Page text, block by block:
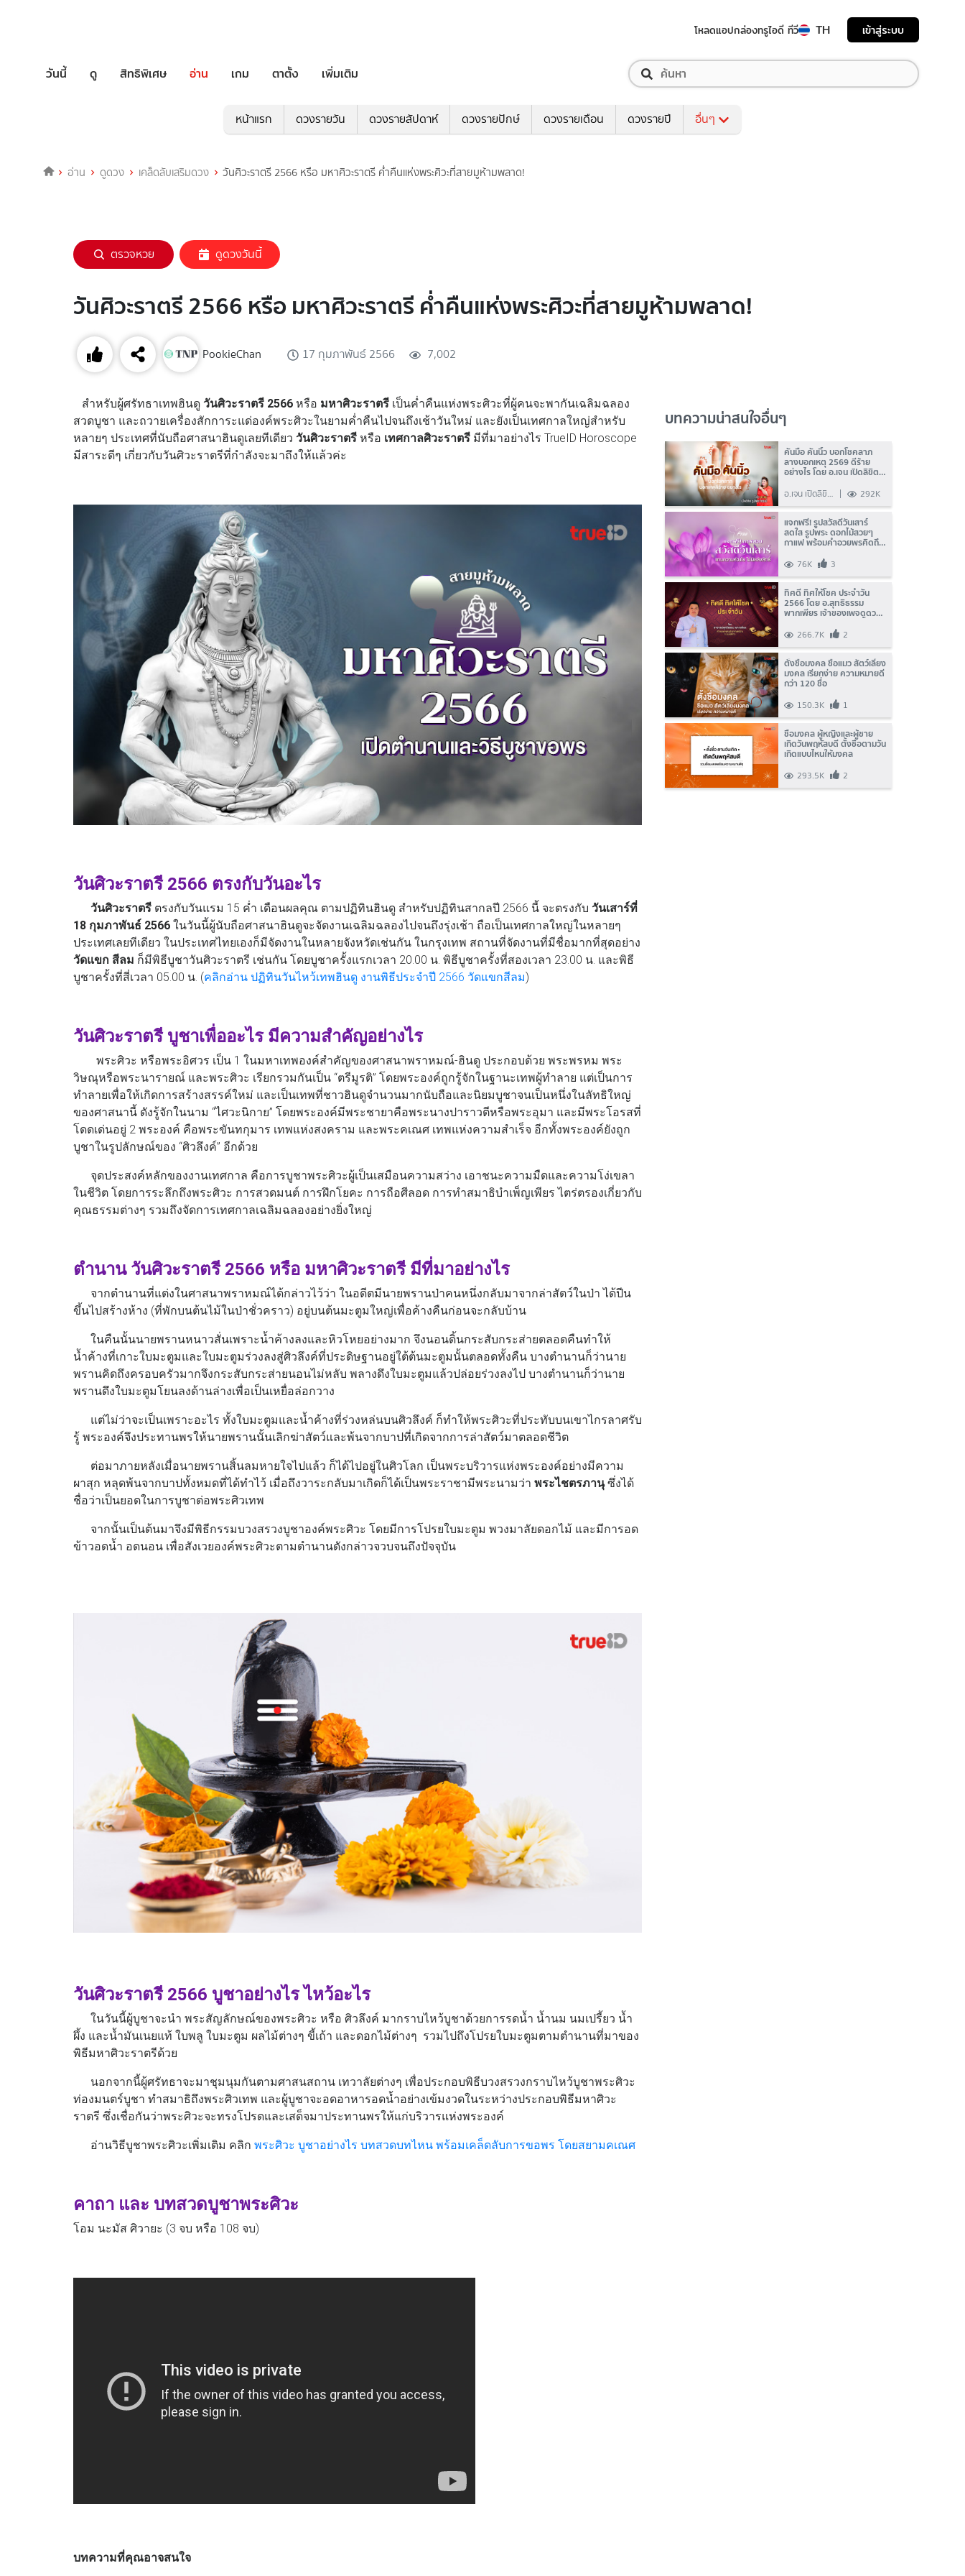
โหลดแอปกล่องทรูไอดี ทีวี TH เข้าสู่ระบบ
วันนี้ ดู สิทธิพิเศษ อ่าน เกม ตาตั้ง เพิ่มเติม
หน้าแรก ดวงรายวัน ดวงรายสัปดาห์ ดวงรายปักษ์ ดวงรายเดือน ดวงรายปี อื่นๆ
อ่าน ดูดวง เคล็ดลับเสริมดวง วันศิวะราตรี 2566 หรือ มหาศิวะราตรี ค่ำคืนแห่งพระศิวะที่สายมูห้ามพลาด!
ตรวจหวย ดูดวงวันนี้
วันศิวะราตรี 2566 หรือ มหาศิวะราตรี ค่ำคืนแห่งพระศิวะที่สายมูห้ามพลาด!
PookieChan 17 กุมภาพันธ์ 2566 7,002
สำหรับผู้ศรัทธาเทพฮินดู วันศิวะราตรี 2566 หรือ มหาศิวะราตรี เป็นค่ำคืนแห่งพระศิวะที่ผู้คนจะพากันเฉลิมฉลอง
สวดบูชา และถวายเครื่องสักการะแด่องค์พระศิวะในยามค่ำคืนไปจนถึงเช้าวันใหม่ และยังเป็นเทศกาลใหญ่สำหรับ
หลายๆ ประเทศที่นับถือศาสนาฮินดูเลยทีเดียว วันศิวะราตรี หรือ เทศกาลศิวะราตรี มีที่มาอย่างไร TrueID Horoscope
มีสาระดีๆ เกี่ยวกับวันศิวะราตรีที่กำลังจะมาถึงให้แล้วค่ะ
วันศิวะราตรี 2566 ตรงกับวันอะไร
วันศิวะราตรี ตรงกับวันแรม 15 ค่ำ เดือนผลคุณ ตามปฏิทินฮินดู สำหรับปฏิทินสากลปี 2566 นี้ จะตรงกับ วันเสาร์ที่
18 กุมภาพันธ์ 2566 ในวันนี้ผู้นับถือศาสนาฮินดูจะจัดงานเฉลิมฉลองไปจนถึงรุ่งเช้า ถือเป็นเทศกาลใหญ่ในหลายๆ
ประเทศเลยทีเดียว ในประเทศไทยเองก็มีจัดงานในหลายจังหวัดเช่นกัน ในกรุงเทพ สถานที่จัดงานที่มีชื่อมากที่สุดอย่าง
วัดแขก สีลม ก็มีพิธีบูชาวันศิวะราตรี เช่นกัน โดยบูชาครั้งแรกเวลา 20.00 น. พิธีบูชาครั้งที่สองเวลา 23.00 น. และพิธี
บูชาครั้งที่สี่เวลา 05.00 น. (คลิกอ่าน ปฏิทินวันไหว้เทพฮินดู งานพิธีประจําปี 2566 วัดแขกสีลม)
วันศิวะราตรี บูชาเพื่ออะไร มีความสำคัญอย่างไร
พระศิวะ หรือพระอิศวร เป็น 1 ในมหาเทพองค์สำคัญของศาสนาพราหมณ์-ฮินดู ประกอบด้วย พระพรหม พระ
วิษณุหรือพระนารายณ์ และพระศิวะ เรียกรวมกันเป็น “ตรีมูรติ” โดยพระองค์ถูกรู้จักในฐานะเทพผู้ทำลาย แต่เป็นการ
ทำลายเพื่อให้เกิดการสร้างสรรค์ใหม่ และเป็นเทพที่ชาวฮินดูจำนวนมากนับถือและนิยมบูชาจนเป็นหนึ่งในลัทธิใหญ่
ของศาสนานี้ ดังรู้จักในนาม “ไศวะนิกาย” โดยพระองค์มีพระชายาคือพระนางปาราวตีหรือพระอุมา และมีพระโอรสที่
โดดเด่นอยู่ 2 พระองค์ คือพระขันทกุมาร เทพแห่งสงคราม และพระคเณศ เทพแห่งความสำเร็จ อีกทั้งพระองค์ยังถูก
บูชาในรูปลักษณ์ของ “ศิวลึงค์” อีกด้วย
จุดประสงค์หลักของงานเทศกาล คือการบูชาพระศิวะผู้เป็นเสมือนความสว่าง เอาชนะความมืดและความโง่เขลา
ในชีวิต โดยการระลึกถึงพระศิวะ การสวดมนต์ การฝึกโยคะ การถือศีลอด การทำสมาธิบำเพ็ญเพียร ไตร่ตรองเกี่ยวกับ
คุณธรรมต่างๆ รวมถึงจัดการเทศกาลเฉลิมฉลองอย่างยิ่งใหญ่
ตำนาน วันศิวะราตรี 2566 หรือ มหาศิวะราตรี มีที่มาอย่างไร
จากตำนานที่แต่งในศาสนาพราหมณ์ได้กล่าวไว้ว่า ในอดีตมีนายพรานป่าคนหนึ่งกลับมาจากล่าสัตว์ในป่า ได้ปีน
ขึ้นไปสร้างห้าง (ที่พักบนต้นไม้ในป่าชั่วคราว) อยู่บนต้นมะตูมใหญ่เพื่อค้างคืนก่อนจะกลับบ้าน
ในคืนนั้นนายพรานหนาวสั่นเพราะน้ำค้างลงและหิวโหยอย่างมาก จึงนอนดิ้นกระสับกระส่ายตลอดคืนทำให้
น้ำค้างที่เกาะใบมะตูมและใบมะตูมร่วงลงสู่ศิวลึงค์ที่ประดิษฐานอยู่ใต้ต้นมะตูมนั้นตลอดทั้งคืน บางตำนานก็ว่านาย
พรานคิดถึงครอบครัวมากจึงกระสับกระส่ายนอนไม่หลับ พลางดึงใบมะตูมแล้วปล่อยร่วงลงไป บางตำนานก็ว่านาย
พรานดึงใบมะตูมโยนลงด้านล่างเพื่อเป็นเหยื่อล่อกวาง
แต่ไม่ว่าจะเป็นเพราะอะไร ทั้งใบมะตูมและน้ำค้างที่ร่วงหล่นบนศิวลึงค์ ก็ทำให้พระศิวะที่ประทับบนเขาไกรลาศรับ
รู้ พระองค์จึงประทานพรให้นายพรานนั้นเลิกฆ่าสัตว์และพ้นจากบาปที่เกิดจากการล่าสัตว์มาตลอดชีวิต
ต่อมาภายหลังเมื่อนายพรานสิ้นลมหายใจไปแล้ว ก็ได้ไปอยู่ในศิวโลก เป็นพระบริวารแห่งพระองค์อย่างมีความ
ผาสุก หลุดพ้นจากบาปทั้งหมดที่ได้ทําไว้ เมื่อถึงวาระกลับมาเกิดก็ได้เป็นพระราชามีพระนามว่า พระไชตรภานุซึ่งได้
ชื่อว่าเป็นยอดในการบูชาต่อพระศิวเทพ
จากนั้นเป็นต้นมาจึงมีพิธีกรรมบวงสรวงบูชาองค์พระศิวะ โดยมีการโปรยใบมะตูม พวงมาลัยดอกไม้ และมีการอด
ข้าวอดน้ำ อดนอน เพื่อสังเวยองค์พระศิวะตามตำนานดังกล่าวจวบจนถึงปัจจุบัน
วันศิวะราตรี 2566 บูชาอย่างไรไหว้อะไร
ในวันนี้ผู้บูชาจะนำ พระสัญลักษณ์ของพระศิวะ หรือ ศิวลึงค์ มากราบไหว้บูชาด้วยการรดน้ำ น้ำนม นมเปรี้ยว น้ำ
ผึ้ง และน้ำมันเนยแท้ ใบพลู ใบมะตูม ผลไม้ต่างๆ ขี้เถ้า และดอกไม้ต่างๆ รวมไปถึงโปรยใบมะตูมตามตำนานที่มาของ
พิธีมหาศิวะราตรีด้วย
นอกจากนี้ผู้ศรัทธาจะมาชุมนุมกันตามศาสนสถาน เทวาลัยต่างๆ เพื่อประกอบพิธีบวงสรวงกราบไหว้บูชาพระศิวะ
ท่องมนตร์บูชา ทําสมาธิถึงพระศิวเทพ และผู้บูชาจะอดอาหารอดน้ำอย่างเข้มงวดในระหว่างประกอบพิธีมหาศิวะ
ราตรี ซึ่งเชื่อกันว่าพระศิวะจะทรงโปรดและเสด็จมาประทานพรให้แก่บริวารแห่งพระองค์
อ่านวิธีบูชาพระศิวะเพิ่มเติม คลิก พระศิวะ บูชาอย่างไร บทสวดบทไหน พร้อมเคล็ดลับการขอพร โดยสยามคเณศ
คาถา และ บทสวดบูชาพระศิวะ
โอม นะมัส ศิวายะ (3 จบ หรือ 108 จบ)
บทความที่คุณอาจสนใจ
บทความน่าสนใจอื่นๆ
คันมือ คันนิ้ว บอกโชคลาภ
ลางบอกเหตุ 2569 ดีร้าย
อย่างไร โดย อ.เจน เปิดลิขิต
อ.เจน เปิดลิขิต
ธูปพยากรณ์
292K
แจกฟรี! รูปสวัสดีวันเสาร์
สดใส รูปพระ ดอกไม้สวยๆ
กาแฟ พร้อมคำอวยพรคิดถึง
76K 3
ทิศดี ทิศให้โชค ประจำวัน
2566 โดย อ.สุทธิธรรม
พากเพียร เจ้าของเพจดูดวง
266.7K 2
ตั้งชื่อมงคล ชื่อแมว สัตว์เลี้ยง
มงคล เรียกง่าย ความหมายดี
กว่า 120 ชื่อ
150.3K 1
ชื่อมงคล ผู้หญิงและผู้ชาย
เกิดวันพฤหัสบดี ตั้งชื่อตามวัน
เกิดแบบไหนให้มงคล
293.5K 2